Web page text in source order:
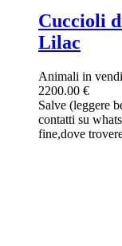
Cuccioli
Lilac
Animali in
2200.00 €
Salve (leggere
contatti su
fine,dove